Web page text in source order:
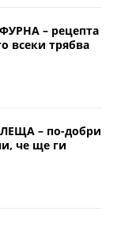
– рецепта
всеки трябва
– по-добри
че ще ги